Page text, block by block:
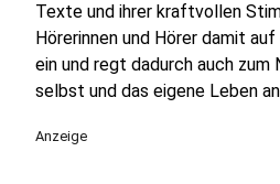
Texte und ihrer kraftvollen
Hörerinnen und Hörer damit
ein und regt dadurch auch zum
selbst und das eigene Leben
Anzeige